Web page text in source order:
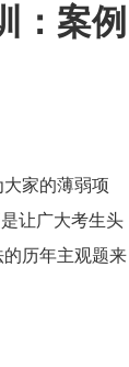
：案例
家的薄弱项
让广大考生头
历年主观题来